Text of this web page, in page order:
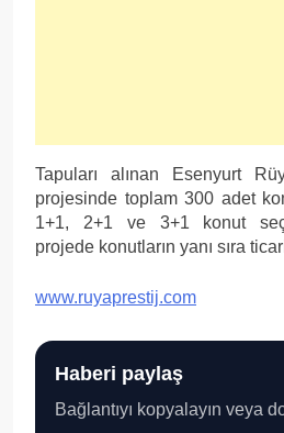
Tapuları alınan Esenyurt
projesinde toplam 300 adet
1+1, 2+1 ve 3+1 konut
projede konutların yanı sıra
www.ruyaprestij.com
Haberi paylaş
Bağlantıyı kopyalayın veya